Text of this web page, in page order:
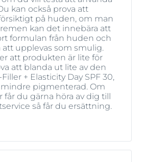
kan också prova att
på huden, om man
kan det innebära att
formulan från huden och
att upplevas som smulig.
att produkten är lite för
att blanda ut lite av den
+ Elasticity Day SPF 30,
pigmenterad. Om
du gärna höra av dig till
så får du ersättning.